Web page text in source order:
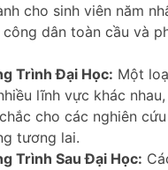
cho sinh viên năm
công dân toàn cầu và
Trình Đại Học: Một
lĩnh vực khác
cho các nghiên
tương lai.
Trình Sau Đại Học: